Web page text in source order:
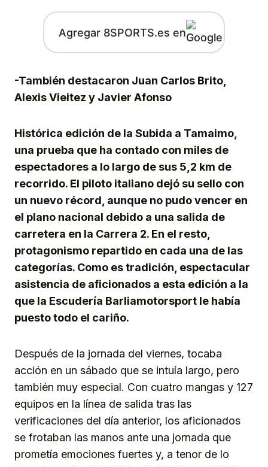
Agregar 8SPORTS.es en
-También destacaron Juan Carlos Brito,
Alexis Vieitez y Javier Afonso
Histórica edición de la Subida a Tamaimo,
una prueba que ha contado con miles de
espectadores a lo largo de sus 5,2 km de
recorrido. El piloto italiano dejó su sello con
un nuevo récord, aunque no pudo vencer en
el plano nacional debido a una salida de
carretera en la Carrera 2. En el resto,
protagonismo repartido en cada una de las
categorías. Como es tradición, espectacular
asistencia de aficionados a esta edición a la
que la Escudería Barliamotorsport le había
puesto todo el cariño.
Después de la jornada del viernes, tocaba
acción en un sábado que se intuía largo, pero
también muy especial. Con cuatro mangas y 127
equipos en la línea de salida tras las
verificaciones del día anterior, los aficionados
se frotaban las manos ante una jornada que
prometía emociones fuertes y, a tenor de lo